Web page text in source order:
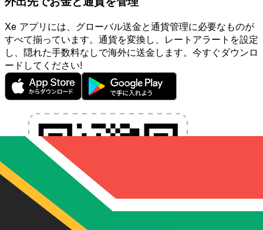
Xe アプリには、グローバル送金と通貨管理に必要なものが
すべて揃っています。通貨を変換し、レートアラートを設定
し、隠れた手数料なしで海外に送金します。今すぐダウンロ
ードしてください!